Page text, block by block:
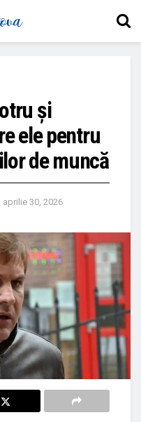
și
ele pentru
de muncă
aprilie 30, 2026